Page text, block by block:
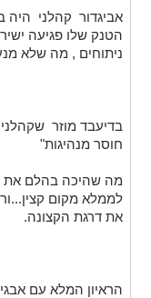
אביגדור קהלני
הטנק שלו פגיעה
ניתוחים , מה שלא
בדיעבד מוזר
חוסר מנהיגות"
מה שהיכה בהלם את
לממלא מקום
את דרגת הקצונה.
הראיון המלא עם אבגידור